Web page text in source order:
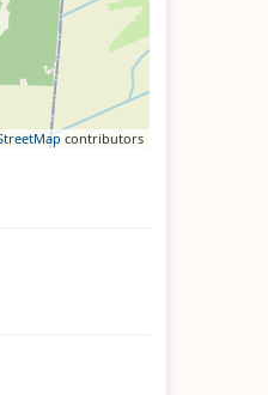
contributors